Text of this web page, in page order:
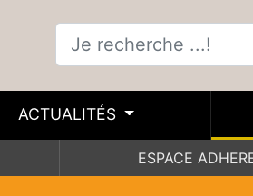
ACTUALITÉS
ESPACE